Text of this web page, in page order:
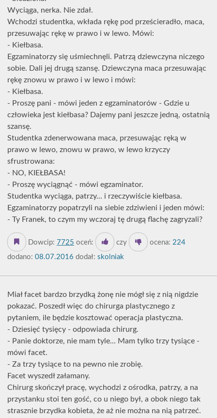
Wyciąga, nerka. Nie zdał.
Wchodzi studentka, wkłada rękę pod prześcieradło, maca,
przesuwając rękę w prawo i w lewo. Mówi:
- Kiełbasa.
Egzaminatorzy się uśmiechnęli. Patrzą dziewczyna niczego
sobie. Dali jej drugą szansę. Dziewczyna maca przesuwając
rękę znowu w prawo i w lewo i mówi:
- Kiełbasa.
- Proszę pani - mówi jeden z egzaminatorów - Gdzie u
człowieka jest kiełbasa? Dajemy pani jeszcze jedną, ostatnią
szansę.
Studentka zdenerwowana maca, przesuwając ręką w
prawo w lewo, znowu w prawo, w lewo krzyczy
sfrustrowana:
- NO, KIEŁBASA!
- Proszę wyciągnąć - mówi egzaminator.
Studentka wyciąga, patrzy... i rzeczywiście kiełbasa.
Egzaminatorzy popatrzyli na siebie zdziwieni i jeden mówi:
- Ty Franek, to czym my wczoraj tę drugą flachę zagryzali?
Dowcip: 7725 oceń: czy ocena: 224
dodano: 08.07.2016 dodał: skolniak
Miał facet bardzo brzydką żonę nie mógł się z nią nigdzie
pokazać. Poszedł więc do chirurga plastycznego z
pytaniem, ile będzie kosztować operacja plastyczna.
- Dziesięć tysięcy - odpowiada chirurg.
- Panie doktorze, nie mam tyle... Mam tylko trzy tysiące -
mówi facet.
- Za trzy tysiące to na pewno nie zrobię.
Facet wyszedł załamany.
Chirurg skończył pracę, wychodzi z ośrodka, patrzy, a na
przystanku stoi ten gość, co u niego był, a obok niego tak
strasznie brzydka kobieta, że aż nie można na nią patrzeć.